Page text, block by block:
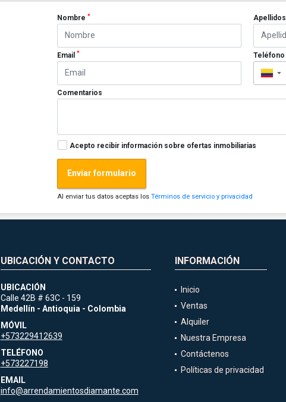
Nombre* Apellidos
Email* Teléfono
▼
Comentarios
Acepto recibir información sobre ofertas inmobiliarias
Enviar formulario
Al enviar tus datos aceptas losTérminos de servicio y privacidad
UBICACIÓN Y CONTACTO
UBICACIÓN
Calle 42B # 63C - 159
Medellín - Antioquia - Colombia
MÓVIL
+573229412639
TELÉFONO
+573227198
EMAIL
info@arrendamientosdiamante.com
INFORMACIÓN
Inicio
Ventas
Alquiler
Nuestra Empresa
Contáctenos
Políticas de privacidad